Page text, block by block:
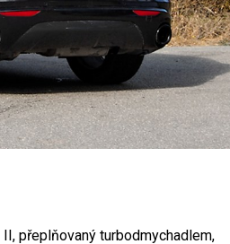
přeplňovaný turbodmychadlem,